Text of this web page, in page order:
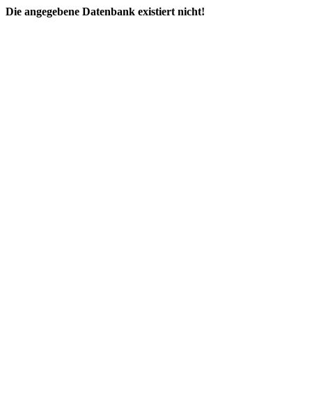
Die angegebene Datenbank existiert nicht!